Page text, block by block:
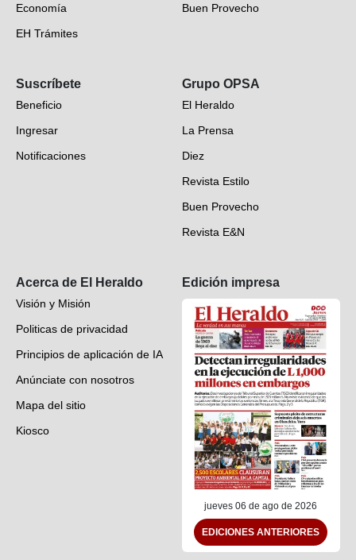
Economía
EH Trámites
EH Verifica
Fotogalerías
Deportes
Videos
Buen Provecho
Suscríbete
Beneficio
Ingresar
Notificaciones
Grupo OPSA
El Heraldo
La Prensa
Diez
Revista Estilo
Buen Provecho
Revista E&N
Acerca de El Heraldo
Visión y Misión
Politicas de privacidad
Principios de aplicación de IA
Anúnciate con nosotros
Mapa del sitio
Kiosco
Edición impresa
jueves 06 de ago de 2026
EDICIONES ANTERIORES